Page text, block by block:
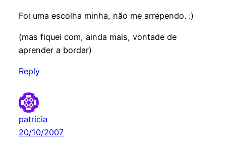
Foi uma escolha minha, não me arrependo. :)
(mas fiquei com, ainda mais, vontade de
aprender a bordar)
Reply
patricia
20/10/2007